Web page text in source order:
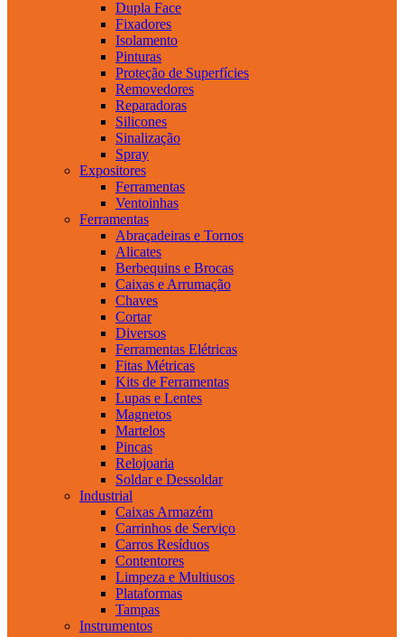
Dupla Face
Fixadores
Isolamento
Pinturas
Proteção de Superfícies
Removedores
Reparadoras
Silicones
Sinalização
Spray
Expositores
Ferramentas
Ventoinhas
Ferramentas
Abraçadeiras e Tornos
Alicates
Berbequins e Brocas
Caixas e Arrumação
Chaves
Cortar
Diversos
Ferramentas Elétricas
Fitas Métricas
Kits de Ferramentas
Lupas e Lentes
Magnetos
Martelos
Pincas
Relojoaria
Soldar e Dessoldar
Industrial
Caixas Armazém
Carrinhos de Serviço
Carros Resíduos
Contentores
Limpeza e Multiusos
Plataformas
Tampas
Instrumentos